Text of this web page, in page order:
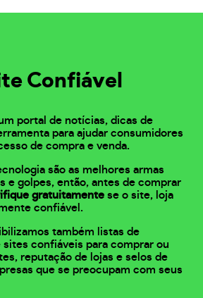
Confiável
portal de notícias, dicas de
para ajudar consumidores
de compra e venda.
são as melhores armas
e golpes, então, antes de comprar
gratuitamente se o site, loja
confiável.
também listas de
confiáveis para comprar ou
reputação de lojas e selos de
que se preocupam com seus